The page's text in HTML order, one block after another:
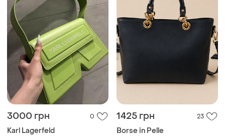
3000 грн 0
Karl Lagerfeld
1425 грн 23
Borse in Pelle